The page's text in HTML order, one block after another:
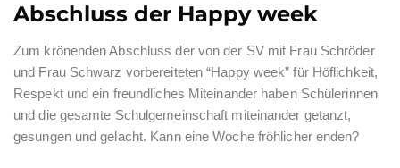
Abschluss der Happy week
Zum krönenden Abschluss der von der SV mit Frau Schröder
und Frau Schwarz vorbereiteten “Happy week” für Höflichkeit,
Respekt und ein freundliches Miteinander haben Schülerinnen
und die gesamte Schulgemeinschaft miteinander getanzt,
gesungen und gelacht. Kann eine Woche fröhlicher enden?